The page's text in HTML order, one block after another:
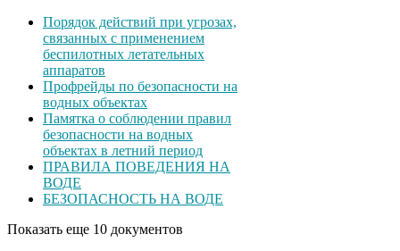
Порядок действий при угрозах,
связанных с применением
беспилотных летательных
аппаратов
Профрейды по безопасности на
водных объектах
Памятка о соблюдении правил
безопасности на водных
объектах в летний период
ПРАВИЛА ПОВЕДЕНИЯ НА
ВОДЕ
БЕЗОПАСНОСТЬ НА ВОДЕ
Показать еще 10 документов